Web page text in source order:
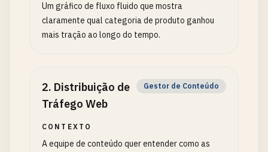
Um gráfico de fluxo fluido que mostra
claramente qual categoria de produto ganhou
mais tração ao longo do tempo.
2. Distribuição de
Tráfego Web
Gestor de Conteúdo
CONTEXTO
A equipe de conteúdo quer entender como as